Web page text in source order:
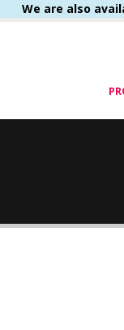
We are also